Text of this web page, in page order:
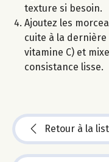
texture si besoin.
Ajoutez les
cuite à la
vitamine C) et
consistance lisse.
Retour à la